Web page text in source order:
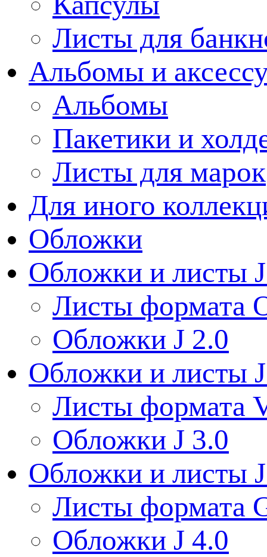
Листы для
Альбомы и
Альбомы
Пакетики и
Листы для марок
Для иного
Обложки
Обложки и листы
Листы формата
Обложки J 2.0
Обложки и листы
Листы формата
Обложки J 3.0
Обложки и листы
Листы формата
Обложки J 4.0